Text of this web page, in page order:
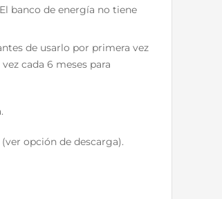
banco de energía no tiene
de usarlo por primera vez
cada 6 meses para
opción de descarga).